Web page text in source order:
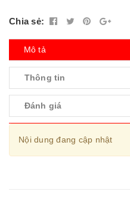
Chia sẻ:
Mô tả
Thông tin
Đánh giá
Nội dung đang cập nhật